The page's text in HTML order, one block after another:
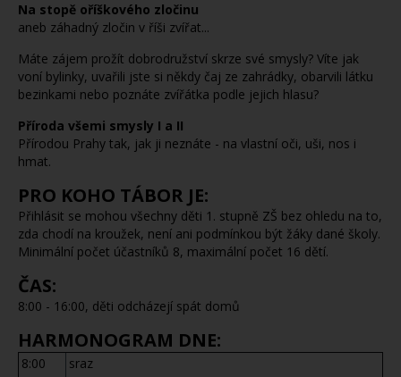
Na stopě oříškového zločinu
aneb záhadný zločin v říši zvířat...
Máte zájem prožít dobrodružství skrze své smysly? Víte jak
voní bylinky, uvařili jste si někdy čaj ze zahrádky, obarvili látku
bezinkami nebo poznáte zvířátka podle jejich hlasu?
Příroda všemi smysly I a II
Přírodou Prahy tak, jak ji neznáte - na vlastní oči, uši, nos i
hmat.
PRO KOHO TÁBOR JE:
Přihlásit se mohou všechny děti 1. stupně ZŠ bez ohledu na to,
zda chodí na kroužek, není ani podmínkou být žáky dané školy.
Minimální počet účastníků 8, maximální počet 16 dětí.
ČAS:
8:00 - 16:00, děti odcházejí spát domů
HARMONOGRAM DNE:
8:00 sraz